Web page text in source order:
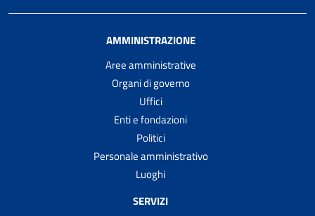
AMMINISTRAZIONE
Aree amministrative
Organi di governo
Uffici
Enti e fondazioni
Politici
Personale amministrativo
Luoghi
SERVIZI